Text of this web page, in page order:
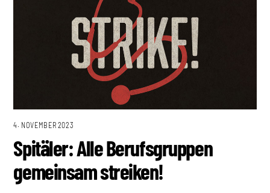
4. NOVEMBER 2023
Spitäler: Alle Berufsgruppen
gemeinsam streiken!